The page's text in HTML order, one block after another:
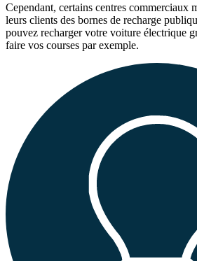
Cependant, certains centres commerciaux
leurs clients des bornes de recharge
pouvez recharger votre voiture électrique
faire vos courses par exemple.